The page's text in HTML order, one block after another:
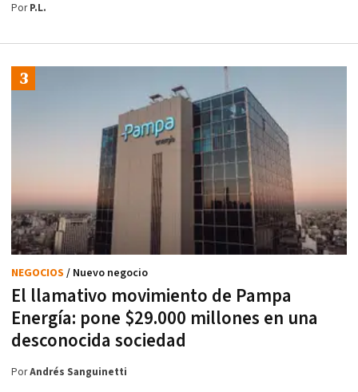
PorP.L.
El llamativo movimiento de Pampa
Energía: pone $29.000 millones en una
desconocida sociedad
NEGOCIOS / Nuevo negocio
PorAndrés Sanguinetti